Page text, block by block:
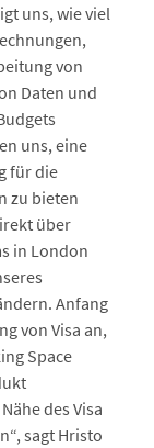
uns, wie viel
von
Daten und
uns, eine
für die
zu bieten
über
in London
Anfang
von Visa an,
Space
des Visa
sagt Hristo